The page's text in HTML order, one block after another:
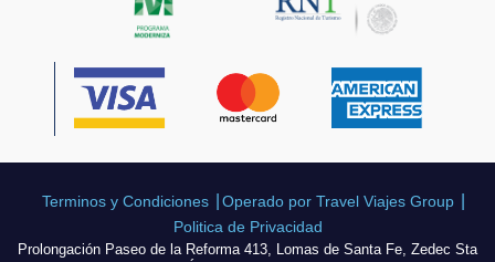
Terminos y Condiciones
Operado por Travel Viajes Group
Politica de Privacidad
Prolongación Paseo de la Reforma 413, Lomas de Santa Fe, Zedec Sta